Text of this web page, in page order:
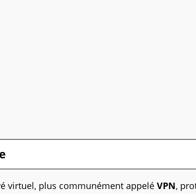
virtuel, plus communément appelé VPN,